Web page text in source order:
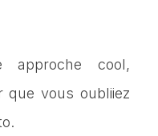
cool,
que vous oubliiez